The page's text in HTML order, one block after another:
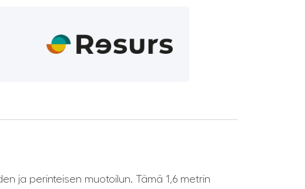
ja perinteisen muotoilun. Tämä 1,6 metrin